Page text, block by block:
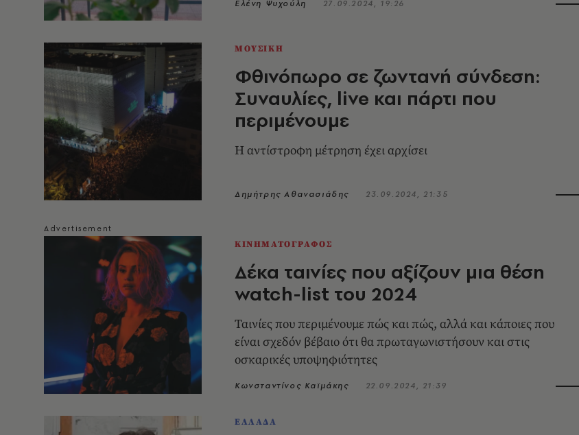
Ελένη Ψυχούλη 27.09.2024, 19:26
ΜΟΥΣΙΚΗ
Φθινόπωρο σε ζωντανή σύνδεση:
Συναυλίες, live και πάρτι που
περιμένουμε
Η αντίστροφη μέτρηση έχει αρχίσει
Δημήτρης Αθανασιάδης 23.09.2024, 21:35
ΚΙΝΗΜΑΤΟΓΡΑΦΟΣ
Δέκα ταινίες που αξίζουν μια θέση
watch-list του 2024
Ταινίες που περιμένουμε πώς και πώς, αλλά και κάποιες που
είναι σχεδόν βέβαιο ότι θα πρωταγωνιστήσουν και στις
οσκαρικές υποψηφιότητες
Κωνσταντίνος Καϊμάκης 22.09.2024, 21:39
ΕΛΛΑΔΑ